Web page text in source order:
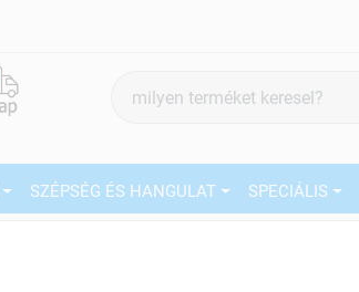
keresés
SZÉPSÉG ÉS HANGULAT SPECIÁLIS